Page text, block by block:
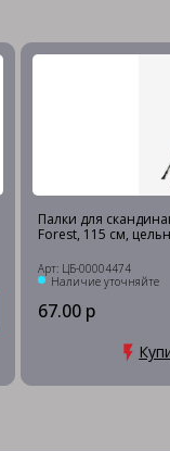
Палки для
Forest, 115 см,
Арт: ЦБ-00004474
Наличие уточняйте
67.00 р